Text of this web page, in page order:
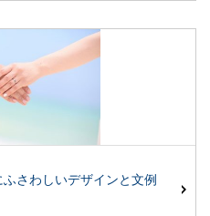
さわしいデザインと文例